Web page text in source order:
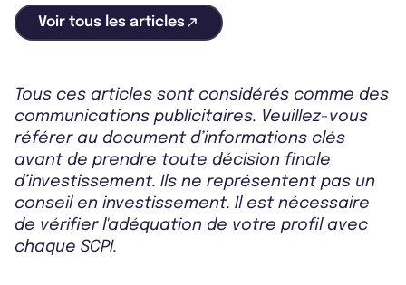
Voir tous les articles
Tous ces articles sont considérés comme des
communications publicitaires. Veuillez-vous
référer au document d’informations clés
avant de prendre toute décision finale
d’investissement. Ils ne représentent pas un
conseil en investissement. Il est nécessaire
de vérifier l'adéquation de votre profil avec
chaque SCPI.